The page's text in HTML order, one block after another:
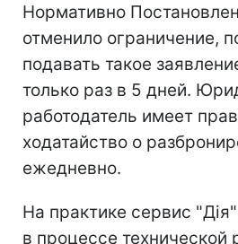
Нормативно
отменило ограничение,
подавать такое
только раз в 5 дней.
работодатель имеет
ходатайство о
ежедневно.
На практике сервис
в процессе технической